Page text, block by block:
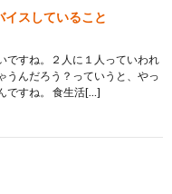
スしていること
ですね。２人に１人っていわれ
うんだろう？っていうと、やっ
ですね。 食生活[…]